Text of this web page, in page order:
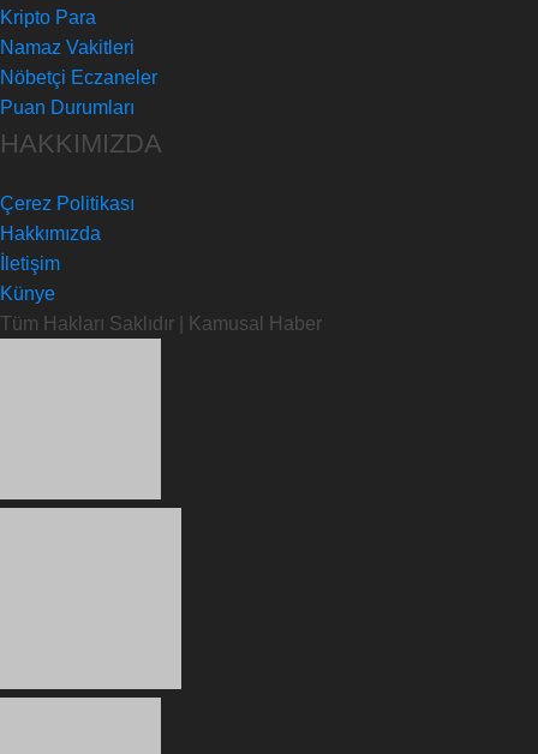
Kripto Para
Namaz Vakitleri
Nöbetçi Eczaneler
Puan Durumları
HAKKIMIZDA
Çerez Politikası
Hakkımızda
İletişim
Künye
Tüm Hakları Saklıdır | Kamusal Haber